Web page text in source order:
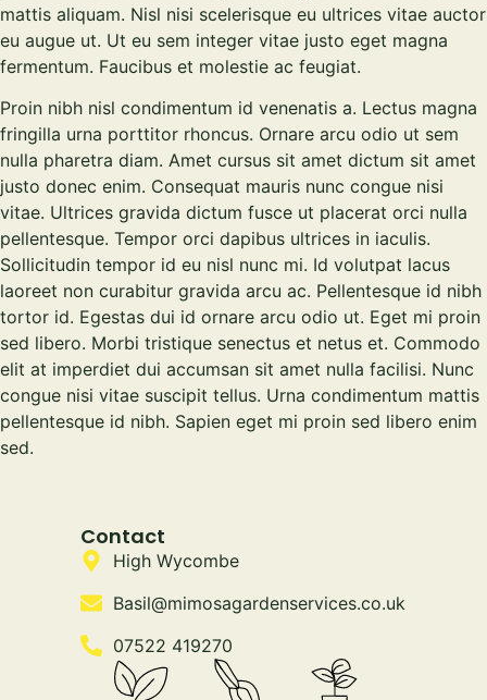
mattis aliquam. Nisl nisi scelerisque eu ultrices vitae auctor
eu augue ut. Ut eu sem integer vitae justo eget magna
fermentum. Faucibus et molestie ac feugiat.
Proin nibh nisl condimentum id venenatis a. Lectus magna
fringilla urna porttitor rhoncus. Ornare arcu odio ut sem
nulla pharetra diam. Amet cursus sit amet dictum sit amet
justo donec enim. Consequat mauris nunc congue nisi
vitae. Ultrices gravida dictum fusce ut placerat orci nulla
pellentesque. Tempor orci dapibus ultrices in iaculis.
Sollicitudin tempor id eu nisl nunc mi. Id volutpat lacus
laoreet non curabitur gravida arcu ac. Pellentesque id nibh
tortor id. Egestas dui id ornare arcu odio ut. Eget mi proin
sed libero. Morbi tristique senectus et netus et. Commodo
elit at imperdiet dui accumsan sit amet nulla facilisi. Nunc
congue nisi vitae suscipit tellus. Urna condimentum mattis
pellentesque id nibh. Sapien eget mi proin sed libero enim
sed.
Contact
High Wycombe
Basil@mimosagardenservices.co.uk
07522 419270